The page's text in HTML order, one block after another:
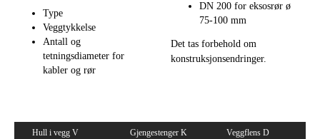
Type
Veggtykkelse
Antall og
tetningsdiameter for
kabler og rør
DN 200 for eksosrør ø
75-100 mm
Det tas forbehold om
konstruksjonsendringer.
Hull i vegg V
Gjengestenger K
Veggflens D